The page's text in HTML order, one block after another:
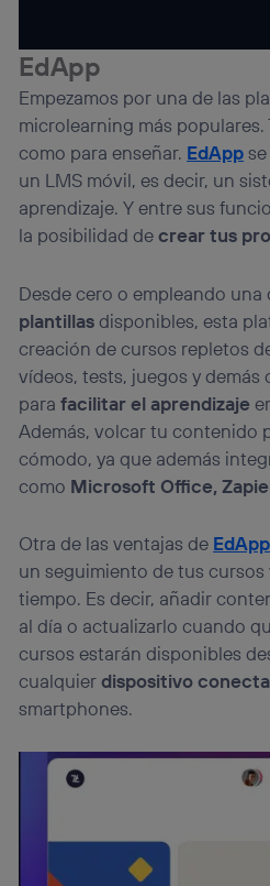
EdApp
Empezamos por una de las
microlearning más
como para enseñar. EdApp
un LMS móvil, es decir, un
aprendizaje. Y entre sus
la posibilidad decrear tus
Desde cero o empleando una
plantillasdisponibles, esta
creación de cursos repletos
vídeos, tests, juegos y demás
parafacilitar el aprendizaje
Además, volcar tu contenido
cómodo, ya que además
como Microsoft Office,
Otra de las ventajas de EdApp
un seguimiento de tus cursos
tiempo. Es decir, añadir
al día o actualizarlo cuando
cursos estarán disponibles
cualquierdispositivo
smartphones.
navegación del usuario del
Puedes gestionar los
“Administrar Utiq” en la parte
visitando el portal de
(“consenthub”). Para más
la política de privacidad de